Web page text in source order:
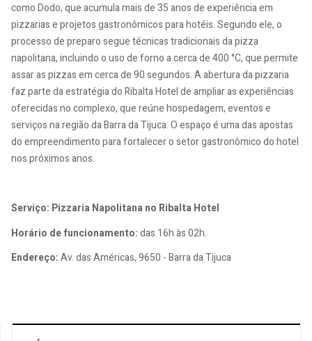
como Dodo, que acumula mais de 35 anos de experiência em
pizzarias e projetos gastronômicos para hotéis. Segundo ele, o
processo de preparo segue técnicas tradicionais da pizza
napolitana, incluindo o uso de forno a cerca de 400 °C, que permite
assar as pizzas em cerca de 90 segundos. A abertura da pizzaria
faz parte da estratégia do Ribalta Hotel de ampliar as experiências
oferecidas no complexo, que reúne hospedagem, eventos e
serviços na região da Barra da Tijuca. O espaço é uma das apostas
do empreendimento para fortalecer o setor gastronômico do hotel
nos próximos anos.
Serviço: Pizzaria Napolitana no Ribalta Hotel
Horário de funcionamento:das 16h às 02h.
Endereço:Av. das Américas, 9650 - Barra da Tijuca